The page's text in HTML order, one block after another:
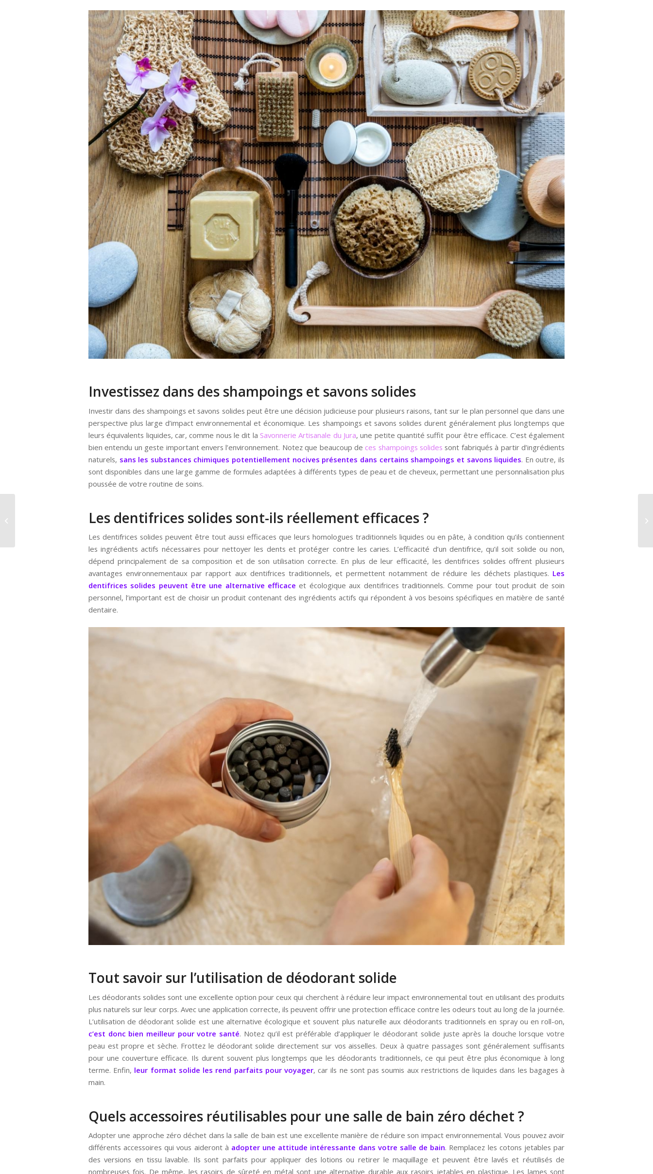
Investissez dans des shampoings et savons solides
Investir dans des shampoings et savons solides peut être une décision judicieuse pour plusieurs raisons, tant sur le plan personnel que dans une
perspective plus large d’impact environnemental et économique. Les shampoings et savons solides durent généralement plus longtemps que
leurs équivalents liquides, car, comme nous le dit la Savonnerie Artisanale du Jura, une petite quantité suffit pour être efficace. C’est également
bien entendu un geste important envers l’environnement. Notez que beaucoup deces shampoings solides sont fabriqués à partir d’ingrédients
naturels, sans les substances chimiques potentiellement nocives présentes dans certains shampoings et savons liquides. En outre, ils
sont disponibles dans une large gamme de formules adaptées à différents types de peau et de cheveux, permettant une personnalisation plus
poussée de votre routine de soins.
Les dentifrices solides sont-ils réellement efficaces ?
Les dentifrices solides peuvent être tout aussi efficaces que leurs homologues traditionnels liquides ou en pâte, à condition qu’ils contiennent
les ingrédients actifs nécessaires pour nettoyer les dents et protéger contre les caries. L’efficacité d’un dentifrice, qu’il soit solide ou non,
dépend principalement de sa composition et de son utilisation correcte. En plus de leur efficacité, les dentifrices solides offrent plusieurs
avantages environnementaux par rapport aux dentifrices traditionnels, et permettent notamment de réduire les déchets plastiques. Les
dentifrices solides peuvent être une alternative efficace et écologique aux dentifrices traditionnels. Comme pour tout produit de soin
personnel, l’important est de choisir un produit contenant des ingrédients actifs qui répondent à vos besoins spécifiques en matière de santé
dentaire.
Tout savoir sur l’utilisation de déodorant solide
Les déodorants solides sont une excellente option pour ceux qui cherchent à réduire leur impact environnemental tout en utilisant des produits
plus naturels sur leur corps. Avec une application correcte, ils peuvent offrir une protection efficace contre les odeurs tout au long de la journée.
L’utilisation de déodorant solide est une alternative écologique et souvent plus naturelle aux déodorants traditionnels en spray ou en roll-on,
c’est donc bien meilleur pour votre santé. Notez qu’il est préférable d’appliquer le déodorant solide juste après la douche lorsque votre
peau est propre et sèche. Frottez le déodorant solide directement sur vos aisselles. Deux à quatre passages sont généralement suffisants
pour une couverture efficace. Ils durent souvent plus longtemps que les déodorants traditionnels, ce qui peut être plus économique à long
terme. Enfin, leur format solide les rend parfaits pour voyager, car ils ne sont pas soumis aux restrictions de liquides dans les bagages à
main.
Quels accessoires réutilisables pour une salle de bain zéro déchet ?
Adopter une approche zéro déchet dans la salle de bain est une excellente manière de réduire son impact environnemental. Vous pouvez avoir
différents accessoires qui vous aideront à adopter une attitude intéressante dans votre salle de bain. Remplacez les cotons jetables par
des versions en tissu lavable. Ils sont parfaits pour appliquer des lotions ou retirer le maquillage et peuvent être lavés et réutilisés de
nombreuses fois. De même, les rasoirs de sûreté en métal sont une alternative durable aux rasoirs jetables en plastique. Les lames sont